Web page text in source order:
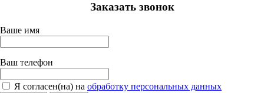
Заказать звонок
Ваше имя
Ваш телефон
Я согласен(на) на обработку персональных данных